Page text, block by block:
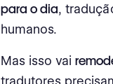
para o dia,
humanos.
Mas isso vai
tradutores